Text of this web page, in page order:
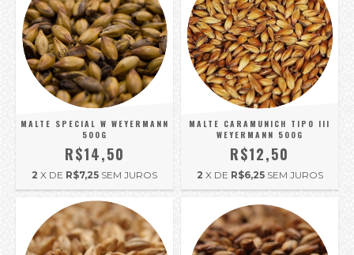
MALTE SPECIAL W WEYERMANN
500G
R$14,50
2 X DE R$7,25 SEM JUROS
MALTE CARAMUNICH TIPO III
WEYERMANN 500G
R$12,50
2 X DE R$6,25 SEM JUROS